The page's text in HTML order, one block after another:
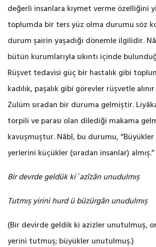
değerli insanlara kıymet verme özelliğini
toplumda bir ters yüz ‎olma durumu söz
durum şairin yaşadığı dönemle ilgilidir.
bütün ‎kurumlarıyla sıkıntı içinde
Rüşvet tedavisi güç bir hastalık gibi
kadılık, ‎paşalık gibi görevler rüşvetle
Zulüm sıradan bir duruma gelmiştir.
torpili ve parası olan dilediği makama
kavuşmuştur. Nâbî, bu ‎durumu,
yerlerini küçükler (sıradan insanlar)
Bir devrde geldük ki ʻazîzân unudulmış
Tutmış yirini hurd ü büzürgân unudulmış
(Bir devirde geldik ki azizler unutulmuş,
yerini tutmuş; büyükler unutulmuş.‎)